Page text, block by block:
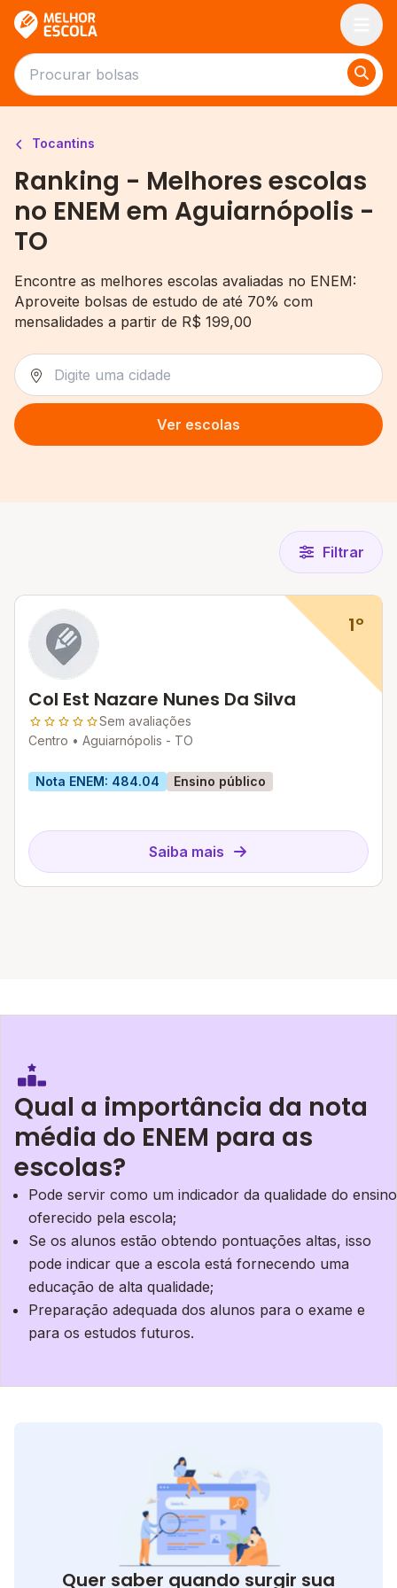
Tocantins
Ranking - Melhores escolas
no ENEM em Aguiarnópolis -
TO
Encontre as melhores escolas avaliadas no ENEM:
Aproveite bolsas de estudo de até 70% com
mensalidades a partir de R$ 199,00
Ver escolas
Filtrar
1º
Col Est Nazare Nunes Da Silva
Sem avaliações
Centro • Aguiarnópolis - TO
Nota ENEM: 484.04 Ensino público
Saiba mais
Qual a importância da nota
média do ENEM para as
escolas?
Pode servir como um indicador da qualidade do ensino
oferecido pela escola;
Se os alunos estão obtendo pontuações altas, isso
pode indicar que a escola está fornecendo uma
educação de alta qualidade;
Preparação adequada dos alunos para o exame e
para os estudos futuros.
Quer saber quando surgir sua